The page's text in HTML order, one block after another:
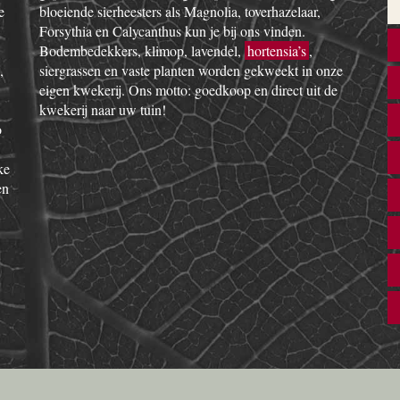
bloeiende sierheesters als Magnolia, toverhazelaar,
Forsythia en Calycanthus kun je bij ons vinden.
Bodembedekkers, klimop, lavendel,hortensia’s,
siergrassen en vaste planten worden gekweekt in onze
eigen kwekerij. Ons motto: goedkoop en direct uit de
kwekerij naar uw tuin!